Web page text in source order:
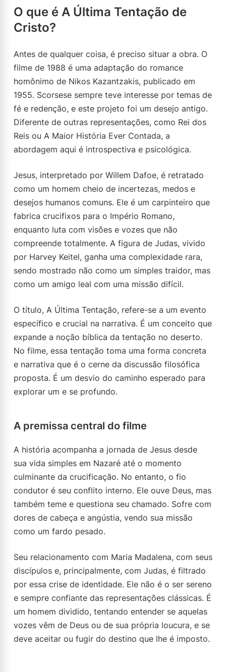
O que é A Última Tentação de
Cristo?
Antes de qualquer coisa, é preciso situar a obra. O
filme de 1988 é uma adaptação do romance
homônimo de Nikos Kazantzakis, publicado em
1955. Scorsese sempre teve interesse por temas de
fé e redenção, e este projeto foi um desejo antigo.
Diferente de outras representações, como Rei dos
Reis ou A Maior História Ever Contada, a
abordagem aqui é introspectiva e psicológica.
Jesus, interpretado por Willem Dafoe, é retratado
como um homem cheio de incertezas, medos e
desejos humanos comuns. Ele é um carpinteiro que
fabrica crucifixos para o Império Romano,
enquanto luta com visões e vozes que não
compreende totalmente. A figura de Judas, vivido
por Harvey Keitel, ganha uma complexidade rara,
sendo mostrado não como um simples traidor, mas
como um amigo leal com uma missão difícil.
O título, A Última Tentação, refere-se a um evento
específico e crucial na narrativa. É um conceito que
expande a noção bíblica da tentação no deserto.
No filme, essa tentação toma uma forma concreta
e narrativa que é o cerne da discussão filosófica
proposta. É um desvio do caminho esperado para
explorar um e se profundo.
A premissa central do filme
A história acompanha a jornada de Jesus desde
sua vida simples em Nazaré até o momento
culminante da crucificação. No entanto, o fio
condutor é seu conflito interno. Ele ouve Deus, mas
também teme e questiona seu chamado. Sofre com
dores de cabeça e angústia, vendo sua missão
como um fardo pesado.
Seu relacionamento com Maria Madalena, com seus
discípulos e, principalmente, com Judas, é filtrado
por essa crise de identidade. Ele não é o ser sereno
e sempre confiante das representações clássicas. É
um homem dividido, tentando entender se aquelas
vozes vêm de Deus ou de sua própria loucura, e se
deve aceitar ou fugir do destino que lhe é imposto.